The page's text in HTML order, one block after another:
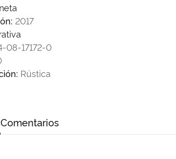
2017
08-17172-0
Rústica
Comentarios